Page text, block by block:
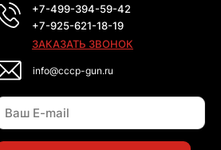
+7-499-394-59-42
+7-925-621-18-19
ЗАКАЗАТЬ ЗВОНОК
info@cccp-gun.ru